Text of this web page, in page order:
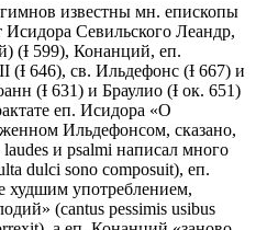
известны мн. епископы
Севильского Леандр,
(Ɨ 599), Конанций, еп.
(Ɨ 646), св. Ильдефонс (Ɨ 667) и
(Ɨ 631) и Браулио (Ɨ ок. 651)
еп. Исидора «О
Ильдефонсом, сказано,
и psalmi написал много
dulci sono composuit), еп.
худшим употреблением,
(cantus pessimis usibus